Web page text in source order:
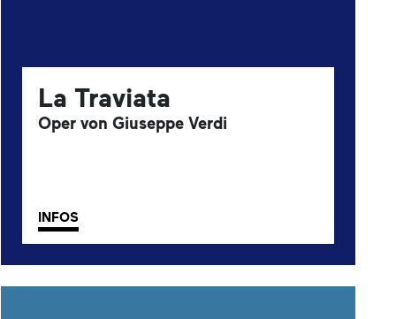
La Traviata
Oper von Giuseppe Verdi
INFOS